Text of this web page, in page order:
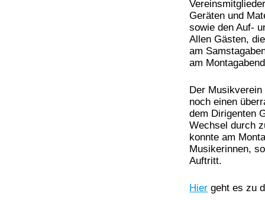
Geräten und
sowie den Auf-
Allen Gästen,
am
am
Der
noch einen
dem Dirigenten
Wechsel durch
konnte am
Musikerinnen,
Auftritt.
Hier geht es zu